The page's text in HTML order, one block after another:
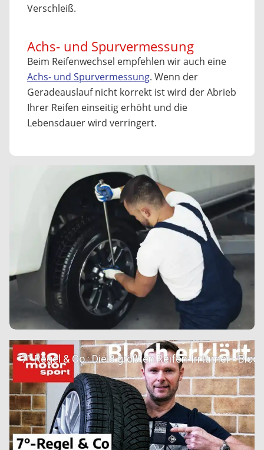
Verschleiß.
Achs- und Spurvermessung
Beim Reifenwechsel empfehlen wir auch eine
Achs- und Spurvermessung. Wenn der
Geradeauslauf nicht korrekt ist wird der Abrieb
Ihrer Reifen einseitig erhöht und die
Lebensdauer wird verringert.
7°-Regel & Co.: Die 8 größten Reifen-Irrtümer -